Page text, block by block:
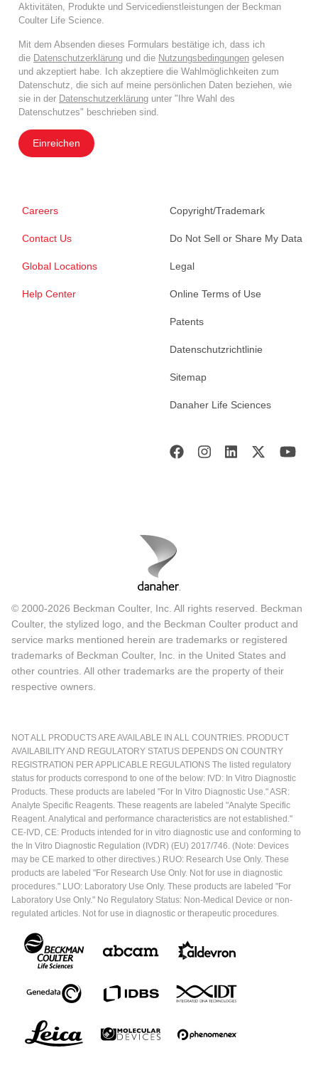
Aktivitäten, Produkte und Servicedienstleistungen der Beckman
Coulter Life Science.
Mit dem Absenden dieses Formulars bestätige ich, dass ich
die Datenschutzerklärung und die Nutzungsbedingungen gelesen
und akzeptiert habe. Ich akzeptiere die Wahlmöglichkeiten zum
Datenschutz, die sich auf meine persönlichen Daten beziehen, wie
sie in der Datenschutzerklärung unter "Ihre Wahl des
Datenschutzes" beschrieben sind.
Einreichen
Careers
Contact Us
Global Locations
Help Center
Copyright/Trademark
Do Not Sell or Share My Data
Legal
Online Terms of Use
Patents
Datenschutzrichtlinie
Sitemap
Danaher Life Sciences
© 2000-2026 Beckman Coulter, Inc. All rights reserved. Beckman
Coulter, the stylized logo, and the Beckman Coulter product and
service marks mentioned herein are trademarks or registered
trademarks of Beckman Coulter, Inc. in the United States and
other countries. All other trademarks are the property of their
respective owners.
NOT ALL PRODUCTS ARE AVAILABLE IN ALL COUNTRIES. PRODUCT
AVAILABILITY AND REGULATORY STATUS DEPENDS ON COUNTRY
REGISTRATION PER APPLICABLE REGULATIONS The listed regulatory
status for products correspond to one of the below: IVD: In Vitro Diagnostic
Products. These products are labeled "For In Vitro Diagnostic Use." ASR:
Analyte Specific Reagents. These reagents are labeled "Analyte Specific
Reagent. Analytical and performance characteristics are not established."
CE-IVD, CE: Products intended for in vitro diagnostic use and conforming to
the In Vitro Diagnostic Regulation (IVDR) (EU) 2017/746. (Note: Devices
may be CE marked to other directives.) RUO: Research Use Only. These
products are labeled "For Research Use Only. Not for use in diagnostic
procedures." LUO: Laboratory Use Only. These products are labeled "For
Laboratory Use Only." No Regulatory Status: Non-Medical Device or non-
regulated articles. Not for use in diagnostic or therapeutic procedures.